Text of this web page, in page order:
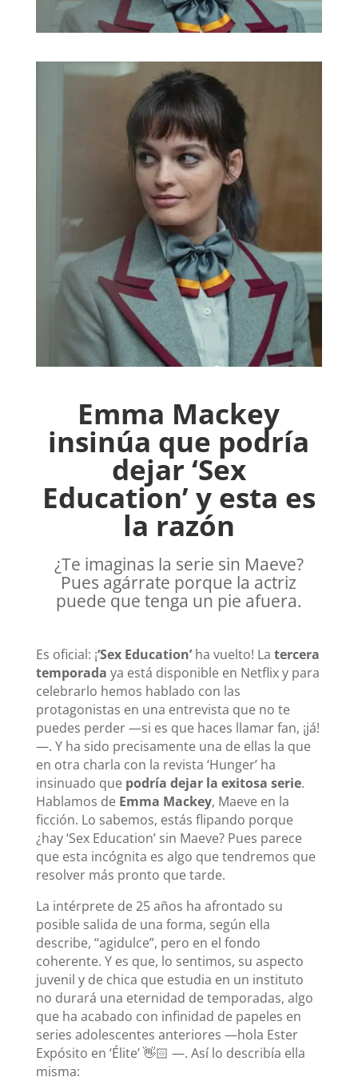
Emma Mackey
insinúa que podría
dejar ‘Sex
Education’ y esta es
la razón
¿Te imaginas la serie sin Maeve?
Pues agárrate porque la actriz
puede que tenga un pie afuera.
Es oficial: ¡‘Sex Education’ ha vuelto! La tercera
temporada ya está disponible en Netflix y para
celebrarlo hemos hablado con las
protagonistas en una entrevista que no te
puedes perder—si es que haces llamar fan, ¡já!
—. Y ha sido precisamente una de ellas la que
en otra charla con la revista ‘Hunger’ ha
insinuado que podría dejar la exitosa serie.
Hablamos de Emma Mackey, Maeve en la
ficción. Lo sabemos, estás flipando porque
¿hay ‘Sex Education’ sin Maeve? Pues parece
que esta incógnita es algo que tendremos que
resolver más pronto que tarde.
La intérprete de 25 años ha afrontado su
posible salida de una forma, según ella
describe, “agidulce”, pero en el fondo
coherente. Y es que, lo sentimos, su aspecto
juvenil y de chica que estudia en un instituto
no durará una eternidad de temporadas, algo
que ha acabado con infinidad de papeles en
series adolescentes anteriores —hola Ester
Expósito en ‘Élite’ 👋🏻 —. Así lo describía ella
misma: